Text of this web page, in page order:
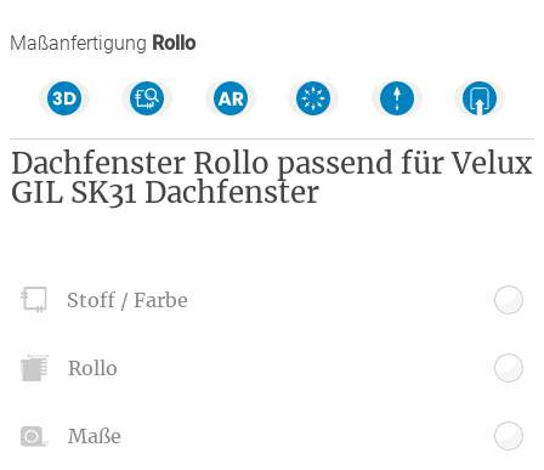
Maßanfertigung Rollo
Dachfenster Rollo passend für Velux
GIL SK31 Dachfenster
Stoff / Farbe
Rollo
Maße